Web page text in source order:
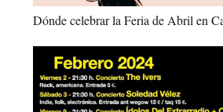
Dónde celebrar la Feria de Abril en